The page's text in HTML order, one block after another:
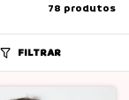
78 produtos
FILTRAR